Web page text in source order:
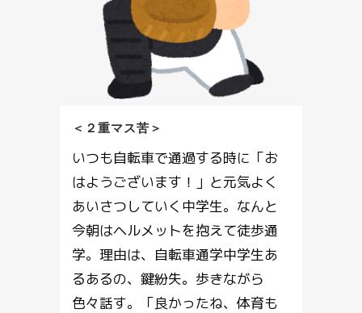
＜２重マス苦＞
いつも自転車で通過する時に「お
はようございます！」と元気よく
あいさつしていく中学生。なんと
今朝はヘルメットを抱えて徒歩通
学。理由は、自転車通学中学生あ
るあるの、鍵紛失。歩きながら
色々話す。「良かったね、体育も